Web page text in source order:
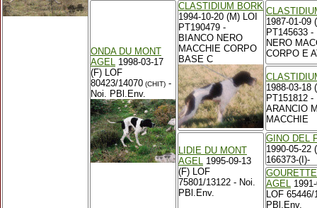
ONDA DU MONT
AGEL 1998-03-17
(F) LOF
80423/14070 (CHIT) -
Noi. PBl.Env.
CLASTIDIUM BORK
1994-10-20 (M) LOI
PT190479 -
BIANCO NERO
MACCHIE CORPO
BASE C
1987-01-09
PT145633 -
NERO
CORPO E
1988-03-18
PT151812 -
ARANCIO
MACCHIE
LIDIE DU MONT
AGEL 1995-09-13
(F) LOF
75801/13122 - Noi.
PBl.Env.
GINO DEL
1990-05-22
166373-(I)-
AGEL
LOF
PBl.Env.